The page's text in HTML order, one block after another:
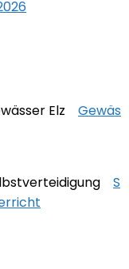
Gewäs
S